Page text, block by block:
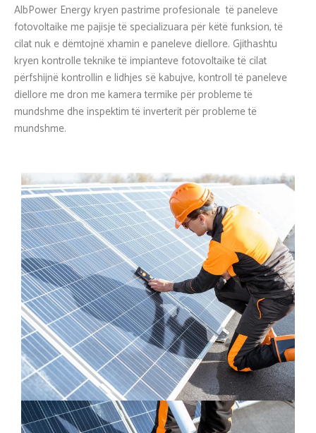
AlbPower Energy kryen pastrime profesionale të paneleve
fotovoltaike me pajisje të specializuara për këtë funksion, të
cilat nuk e dëmtojnë xhamin e paneleve diellore. Gjithashtu
kryen kontrolle teknike të impianteve fotovoltaike të cilat
përfshijnë kontrollin e lidhjes së kabujve, kontroll të paneleve
diellore me dron me kamera termike për probleme të
mundshme dhe inspektim të inverterit për probleme të
mundshme.